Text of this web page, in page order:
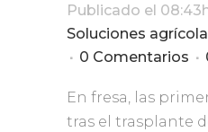
Publicado el
Soluciones
0 Comentarios
En fresa, las
tras el trasplante